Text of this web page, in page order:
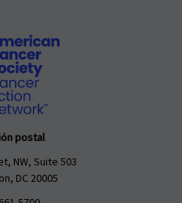
postal
NW, Suite 503
DC 20005